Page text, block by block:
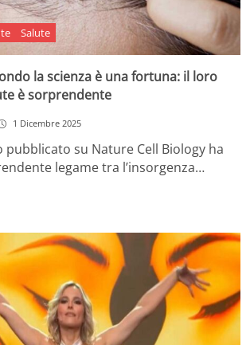
Salute
la scienza è una fortuna: il loro
è sorprendente
1 Dicembre 2025
su Nature Cell Biology ha
legame tra l’insorgenza…